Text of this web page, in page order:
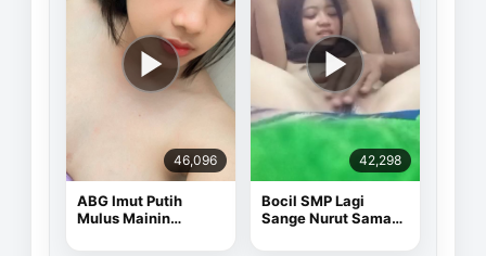
46,096
ABG Imut Putih
Mulus Mainin
42,298
Bocil SMP Lagi
Sange Nurut Sama